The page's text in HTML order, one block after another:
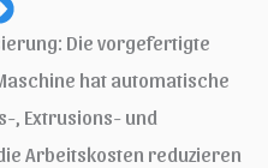
Die vorgefertigte
hat automatische
, Extrusions- und
Arbeitskosten reduzieren